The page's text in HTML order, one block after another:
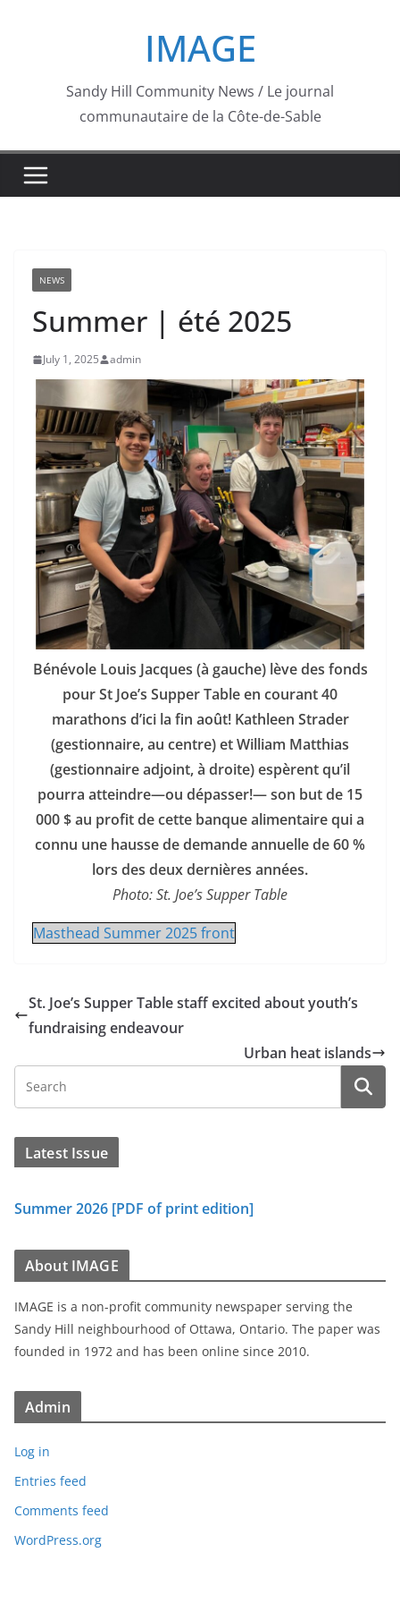
IMAGE
Sandy Hill Community News / Le journal
communautaire de la Côte-de-Sable
NEWS
Summer | été 2025
July 1, 2025 admin
Bénévole Louis Jacques (à gauche) lève des fonds
pour St Joe’s Supper Table en courant 40
marathons d’ici la fin août! Kathleen Strader
(gestionnaire, au centre) et William Matthias
(gestionnaire adjoint, à droite) espèrent qu’il
pourra atteindre—ou dépasser!— son but de 15
000 $ au profit de cette banque alimentaire qui a
connu une hausse de demande annuelle de 60 %
lors des deux dernières années.
Photo: St. Joe’s Supper Table
Masthead Summer 2025 front
St. Joe’s Supper Table staff excited about youth’s
fundraising endeavour
Urban heat islands
Latest Issue
Summer 2026 [PDF of print edition]
About IMAGE
IMAGE is a non-profit community newspaper serving the
Sandy Hill neighbourhood of Ottawa, Ontario. The paper was
founded in 1972 and has been online since 2010.
Admin
Log in
Entries feed
Comments feed
WordPress.org